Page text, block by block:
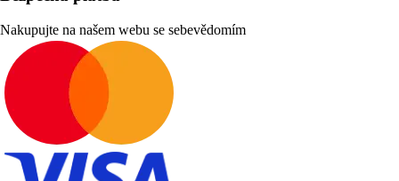
Nakupujte na našem webu se sebevědomím